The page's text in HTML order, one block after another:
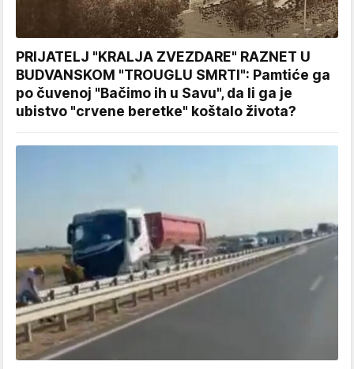
PRIJATELJ "KRALJA ZVEZDARE" RAZNET U
BUDVANSKOM "TROUGLU SMRTI": Pamtiće ga
po čuvenoj "Bačimo ih u Savu", da li ga je
ubistvo "crvene beretke" koštalo života?